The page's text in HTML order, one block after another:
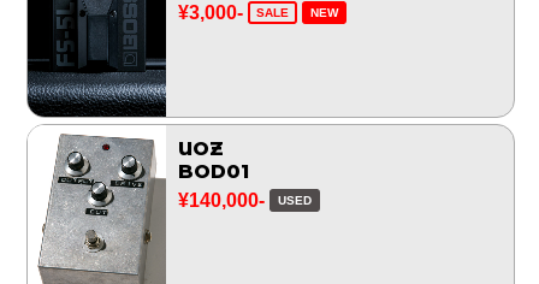
¥3,000- SALE NEW
UOZ
BOD01
¥140,000- USED